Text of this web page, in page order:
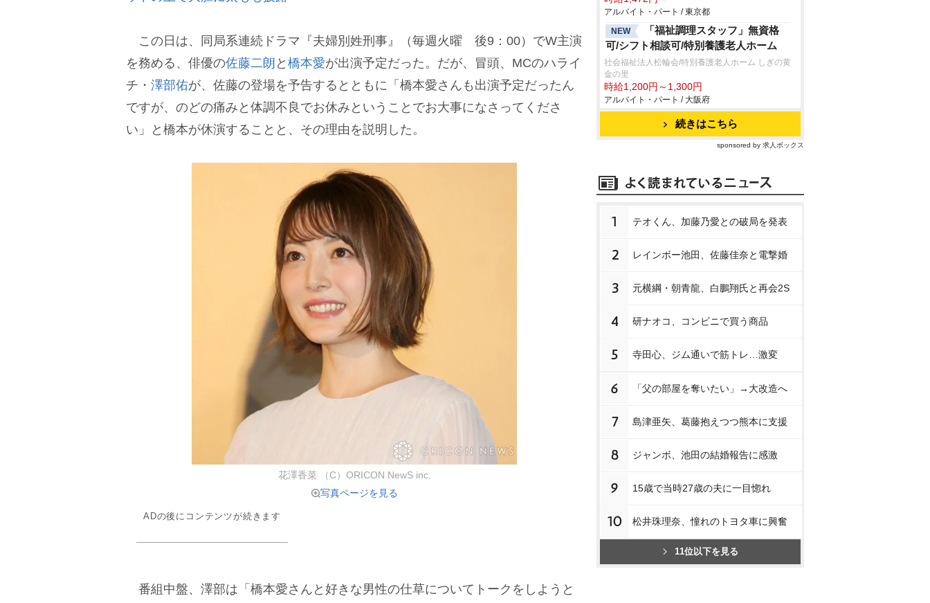
この日は、同局系連続ドラマ『夫婦別姓刑事』（毎週火曜 後9：00）でW主演
を務める、俳優の佐藤二朗 と 橋本愛が出演予定だった。だが、冒頭、MCのハライ
チ・ 澤部佑が、佐藤の登場を予告するとともに「橋本愛さんも出演予定だったん
ですが、のどの痛みと体調不良でお休みということでお大事になさってくださ
い」と橋本が休演することと、その理由を説明した。
花澤香菜 （C）ORICON NewS inc.
写真ページを見る
ADの後にコンテンツが続きます
番組中盤、澤部は「橋本愛さんと好きな男性の仕草についてトークをしようと
アルバイト・パート / 東京都
NEW
「福祉調理スタッフ」無資格
可/シフト相談可/特別養護老人ホーム
社会福祉法人松輪会/特別養護老人ホーム しぎの黄
金の里
時給1,200円～1,300円
アルバイト・パート / 大阪府
続きはこちら
sponsored by 求人ボックス
1 テオくん、加藤乃愛との破局を発表
2 レインボー池田、佐藤佳奈と電撃婚
3 元横綱・朝青龍、白鵬翔氏と再会2S
4 研ナオコ、コンビニで買う商品
5 寺田心、ジム通いで筋トレ…激変
6 「父の部屋を奪いたい」→大改造へ
7 島津亜矢、葛藤抱えつつ熊本に支援
8 ジャンボ、池田の結婚報告に感激
9 15歳で当時27歳の夫に一目惚れ
10 松井珠理奈、憧れのトヨタ車に興奮
11位以下を見る